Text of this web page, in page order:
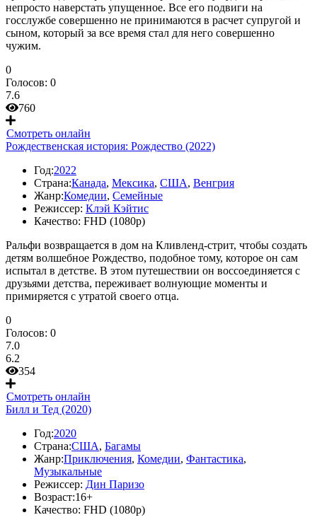
непросто наверстать упущенное. Все его подвиги на
госслужбе совершенно не принимаются в расчет супругой и
сыном, который за все время стал для него совершенно
чужим.
0
Голосов: 0
7.6
760
Смотреть онлайн
Рождественская история: Рождество (2022)
Год:2022
Страна:Канада, Мексика, США, Венгрия
Жанр:Комедии, Семейные
Режиссер: Клэй Кэйтис
Качество: FHD (1080p)
Ральфи возвращается в дом на Кливленд-стрит, чтобы создать
детям волшебное Рождество, подобное тому, которое он сам
испытал в детстве. В этом путешествии он воссоединяется с
друзьями детства, переживает волнующие моменты и
примиряется с утратой своего отца.
0
Голосов: 0
7.0
6.2
354
Смотреть онлайн
Билл и Тед (2020)
Год:2020
Страна:США, Багамы
Жанр:Приключения, Комедии, Фантастика,
Музыкальные
Режиссер: Дин Паризо
Возраст:16+
Качество: FHD (1080p)